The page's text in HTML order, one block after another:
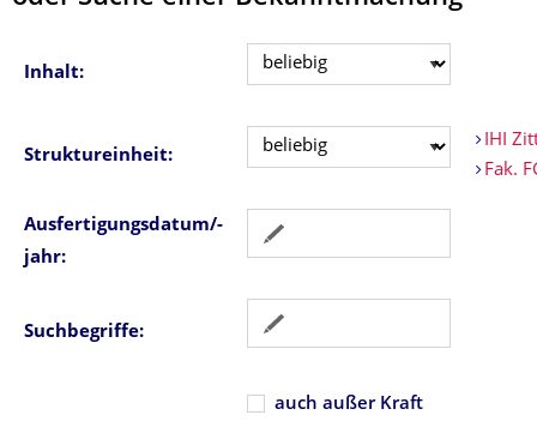
Inhalt:
Struktureinheit:
IHI
Fak.
Ausfertigungsdatum/-
jahr:
Suchbegriffe:
auch außer Kraft